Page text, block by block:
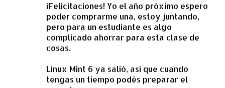
¡Felicitaciones! Yo el año próximo espero
poder comprarme una, estoy juntando,
pero para un estudiante es algo
complicado ahorrar para esta clase de
cosas.
Linux Mint 6 ya salió, así que cuando
tengas un tiempo podés preparar el